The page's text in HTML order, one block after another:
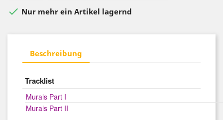
 Nur mehr ein Artikel lagernd
Beschreibung
Tracklist
Murals Part I
Murals Part II